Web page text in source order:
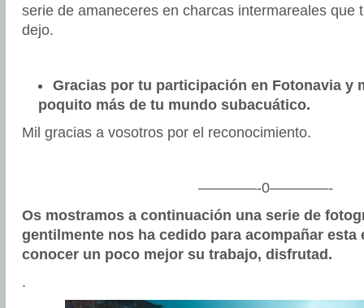
serie de amaneceres en charcas intermareales que
dejo.
Gracias por tu participación en Fotonavia y
poquito más de tu mundo subacuático.
Mil gracias a vosotros por el reconocimiento.
————-0————-
Os mostramos a continuación una serie de
gentilmente nos ha cedido para acompañar esta
conocer un poco mejor su trabajo, disfrutad.
.